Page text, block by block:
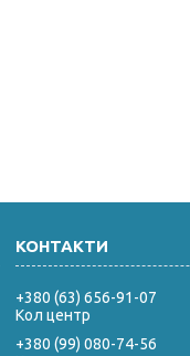
+380 (63) 656-91-07
Кол центр
+380 (99) 080-74-56